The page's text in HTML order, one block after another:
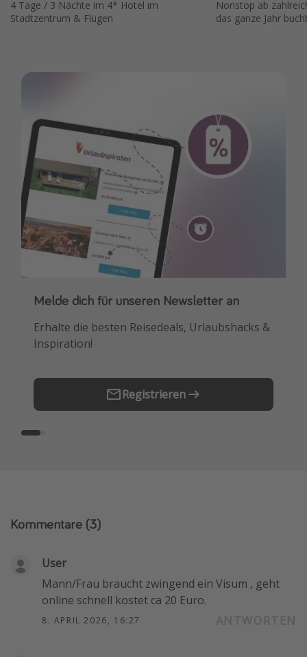
4 Tage / 3 Nächte im 4* Hotel im
Stadtzentrum & Flügen
Nonstop ab
das ganze Jahr
Melde dich für unseren Newsletter an
Erhalte die besten Reisedeals, Urlaubshacks &
Inspiration!
Registrieren
Downloade unsere App
Buche die besten Reiseschnäppchen als
Erstes.
Kommentare (3)
User
Mann/Frau braucht zwingend ein Visum , geht
online schnell kostet ca 20 Euro.
8. APRIL 2026, 16:27